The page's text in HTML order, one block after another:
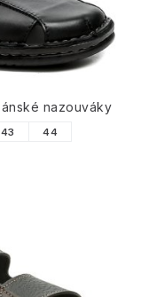
nazouváky
43 44